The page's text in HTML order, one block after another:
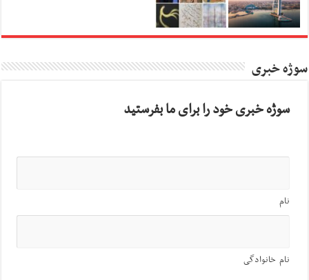
سوژه خبری
سوژه خبری خود را برای ما بفرستید
نام
نام خانوادگی